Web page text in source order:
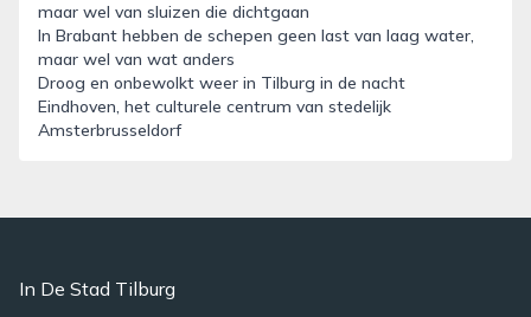
maar wel van sluizen die dichtgaan
In Brabant hebben de schepen geen last van laag water,
maar wel van wat anders
Droog en onbewolkt weer in Tilburg in de nacht
Eindhoven, het culturele centrum van stedelijk
Amsterbrusseldorf
In De Stad Tilburg